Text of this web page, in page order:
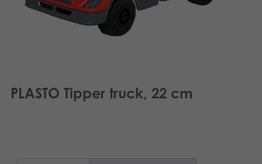
BøkerSuomi
Polski
PLASTO Tipper truck, 22 cm